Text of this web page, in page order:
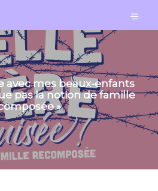
avec mes beaux-enfants
pas la notion de famille
»